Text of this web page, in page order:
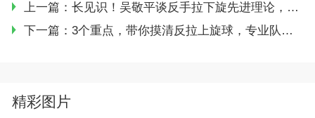
上一篇： 长见识！吴敬平谈反手拉下旋先进理论，以前教练教的都是错的？
下一篇： 3个重点，带你摸清反拉上旋球，专业队都这么练！
精彩图片